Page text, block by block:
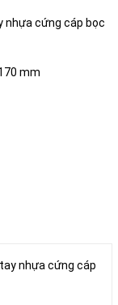
nhựa cứng cáp bọc
mm
nhựa cứng cáp